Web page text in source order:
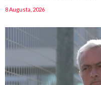
8 Augusta, 2026